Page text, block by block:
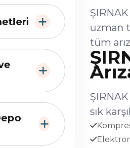
uzman
tüm
sık